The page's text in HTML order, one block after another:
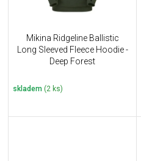
Mikina Ridgeline Ballistic
Long Sleeved Fleece Hoodie -
Deep Forest
skladem (2 ks)